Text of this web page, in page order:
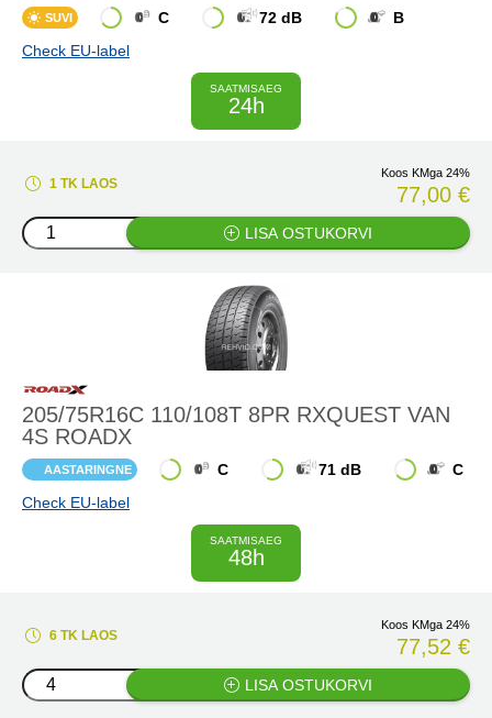
SUVI C 72 dB
B
Check EU-label
SAATMISAEG
24h
1 TK LAOS
Koos KMga 24%
77,00 €
LISA OSTUKORVI
205/75R16C 110/108T 8PR RXQUEST VAN
4S ROADX
AASTARINGNE C 71 dB
C
Check EU-label
SAATMISAEG
48h
6 TK LAOS
Koos KMga 24%
77,52 €
LISA OSTUKORVI